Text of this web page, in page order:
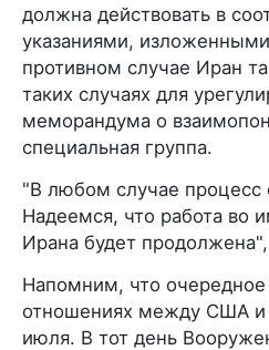
должна действовать в
указаниями,
противном случае Иран
таких случаях для
меморандума о
специальная группа.
"В любом случае процесс
Надеемся, что работа во
Ирана будет
Напомним, что очередное
отношениях между США и
июля. В тот день